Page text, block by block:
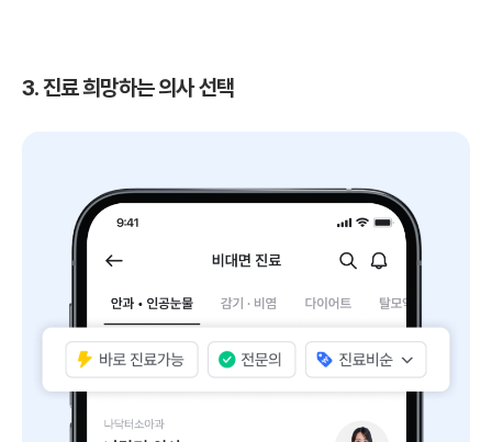
3. 진료 희망하는 의사 선택